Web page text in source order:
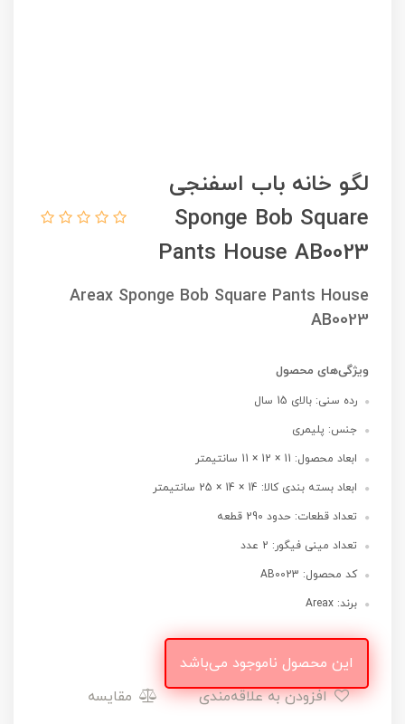
لگو خانه باب اسفنجی
Sponge Bob Square
Pants House AB0023
Areax Sponge Bob Square Pants House
AB0023
ویژگی‌های محصول
رده سنی: بالای 15 سال
جنس: پلیمری
ابعاد محصول: 11 × 12 × 11 سانتیمتر
ابعاد بسته بندی کالا: 14 × 14 × 25 سانتیمتر
تعداد قطعات: حدود 290 قطعه
تعداد مینی فیگور: 2 عدد
کد محصول: AB0023
برند: Areax
این محصول ناموجود می‌باشد
افزودن به علاقه‌مندی
مقایسه